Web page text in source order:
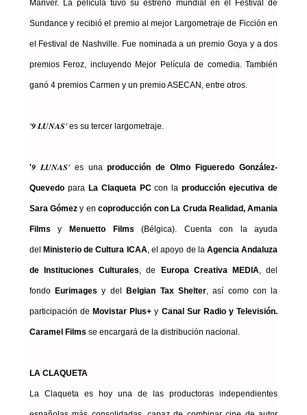
Mánver. La película tuvo su estreno mundial en el Festival de
Sundance y recibió el premio al mejor Largometraje de Ficción en
el Festival de Nashville. Fue nominada a un premio Goya y a dos
premios Feroz, incluyendo Mejor Película de comedia. También
ganó 4 premios Carmen y un premio ASECAN, entre otros.
'9 LUNAS'es su tercer largometraje.
'9 LUNAS'es unaproducción de Olmo Figueredo González-
Quevedo paraLa Claqueta PCcon laproducción ejecutiva de
Sara Gómez y encoproducción con La Cruda Realidad, Amania
Filmsy Menuetto Films (Bélgica). Cuenta con la ayuda
del Ministerio de Cultura ICAA, el apoyo de laAgencia Andaluza
de Instituciones Culturales, de Europa Creativa MEDIA, del
fondo Eurimages y del Belgian Tax Shelter, así como con la
participación de Movistar Plus+ y Canal Sur Radio y Televisión.
Caramel Films se encargará de la distribución nacional.
LA CLAQUETA
La Claqueta es hoy una de las productoras independientes